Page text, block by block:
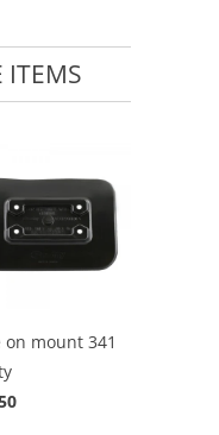
ITEMS
on mount 341